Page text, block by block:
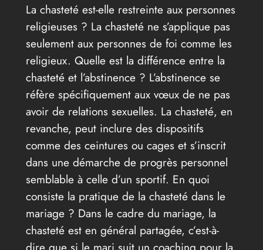
La chasteté est-elle restreinte aux personnes
religieuses ? La chasteté ne s’applique pas
seulement aux personnes de foi comme les
religieux. Quelle est la différence entre la
chasteté et l’abstinence ? L’abstinence se
réfère spécifiquement aux vœux de ne pas
avoir de relations sexuelles. La chasteté, en
revanche, peut inclure des dispositifs
comme des ceintures ou cages et s’inscrit
dans une démarche de progrès personnel
semblable à celle d’un sportif. En quoi
consiste la pratique de la chasteté dans le
mariage ? Dans le cadre du mariage, la
chasteté est en général partagée, c’est-à-